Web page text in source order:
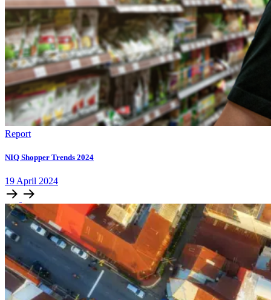
Report
NIQ Shopper Trends 2024
19 April 2024